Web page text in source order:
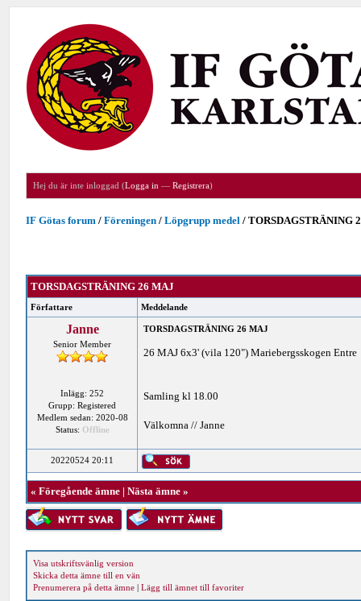
Hej du är inte inloggad (Logga in —Registrera)
IF Götas forum /Föreningen /Löpgrupp medel /TORSDAGSTRÄNING
TORSDAGSTRÄNING 26 MAJ
Författare Meddelande
Janne
Senior Member
Inlägg: 252
Grupp: Registered
Medlem sedan: 2020-08
Status: Offline
TORSDAGSTRÄNING 26 MAJ
26 MAJ 6x3' (vila 120") Mariebergsskogen Entre
Samling kl 18.00
Välkomna // Janne
20220524 20:11
«Föregående ämne |Nästa ämne »
Visa utskriftsvänlig version
Skicka detta ämne till en vän
Prenumerera på detta ämne |Lägg till ämnet till favoriter